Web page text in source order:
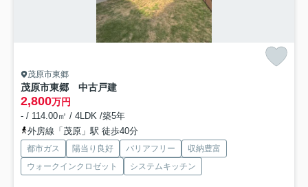
茂原市東郷
茂原市東郷 中古戸建
2,800万円
- / 114.00㎡ / 4LDK /築5年
外房線「茂原」駅 徒歩40分
都市ガス 陽当り良好 バリアフリー
収納豊富
ウォークインクロゼット
システムキッチン